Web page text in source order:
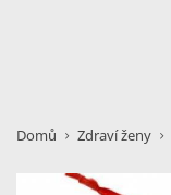
Domů Zdraví ženy